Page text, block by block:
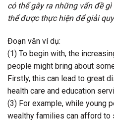
có thể gây ra những vấn đề
thể được thực hiện để giải
Đoạn văn ví dụ:
(1) To begin with, the
people might bring about
Firstly, this can lead to great
health care and education
(3) For example, while young
wealthy families can afford to